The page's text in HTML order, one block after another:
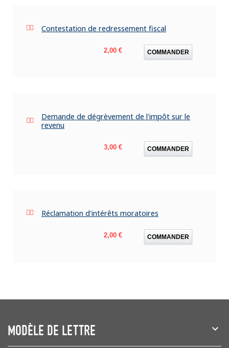
Contestation de redressement fiscal
Prix
2,00 € COMMANDER
Demande de dégrèvement de l'impôt sur le
revenu
Prix
3,00 € COMMANDER
Réclamation d'intérêts moratoires
Prix
2,00 € COMMANDER
MODÈLE DE LETTRE